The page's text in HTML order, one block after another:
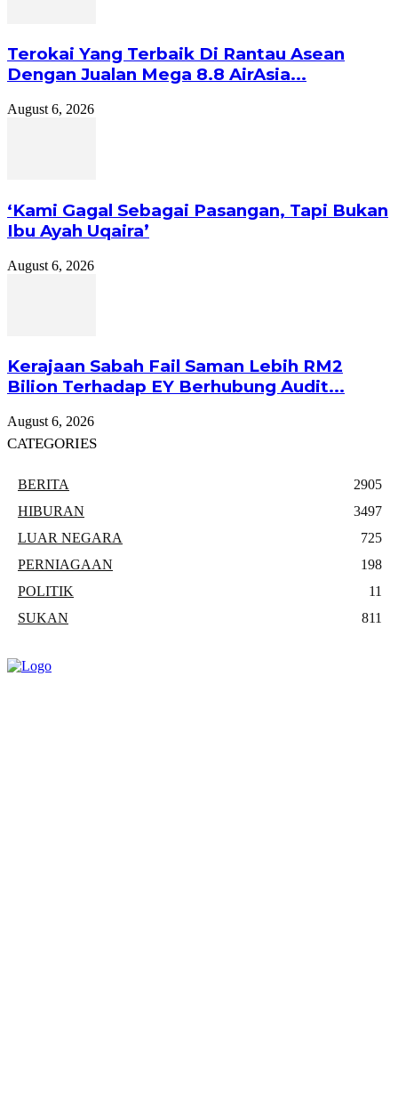
Terokai Yang Terbaik Di Rantau Asean
Dengan Jualan Mega 8.8 AirAsia...
August 6, 2026
‘Kami Gagal Sebagai Pasangan, Tapi Bukan
Ibu Ayah Uqaira’
August 6, 2026
Kerajaan Sabah Fail Saman Lebih RM2
Bilion Terhadap EY Berhubung Audit...
August 6, 2026
CATEGORIES
BERITA
2905
HIBURAN
3497
LUAR NEGARA
725
PERNIAGAAN
198
POLITIK
11
SUKAN
811